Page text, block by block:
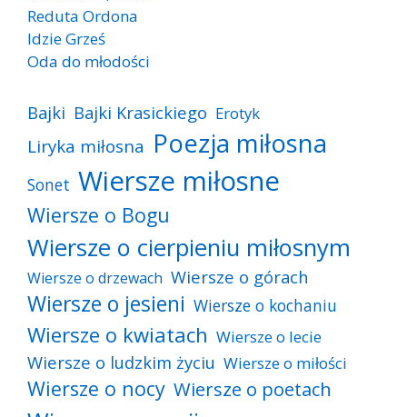
Reduta Ordona
Idzie Grześ
Oda do młodości
Bajki Bajki Krasickiego Erotyk
Liryka miłosna Poezja miłosna
Sonet Wiersze miłosne
Wiersze o Bogu
Wiersze o cierpieniu miłosnym
Wiersze o drzewach Wiersze o górach
Wiersze o jesieni Wiersze o kochaniu
Wiersze o kwiatach Wiersze o lecie
Wiersze o ludzkim życiu Wiersze o miłości
Wiersze o nocy Wiersze o poetach